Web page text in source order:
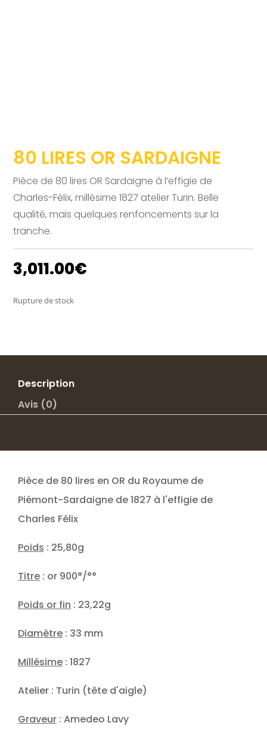
80 LIRES OR SARDAIGNE
Pièce de 80 lires OR Sardaigne à l’effigie de
Charles-Félix, millésime 1827 atelier Turin. Belle
qualité, mais quelques renfoncements sur la
tranche.
3,011.00€
Rupture de stock
Description
Avis (0)
Pièce de 80 lires en OR du Royaume de
Piémont-Sardaigne de 1827 à l'effigie de
Charles Félix
Poids : 25,80g
Titre : or 900°/°°
Poids or fin : 23,22g
Diamètre : 33 mm
Millésime : 1827
Atelier : Turin (tête d'aigle)
Graveur : Amedeo Lavy